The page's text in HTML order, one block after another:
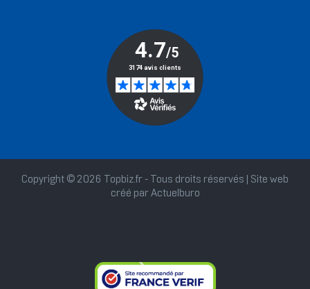
Copyright © 2026 Topbiz.fr - Tous droits réservés | Site web
créé par Actuelburo